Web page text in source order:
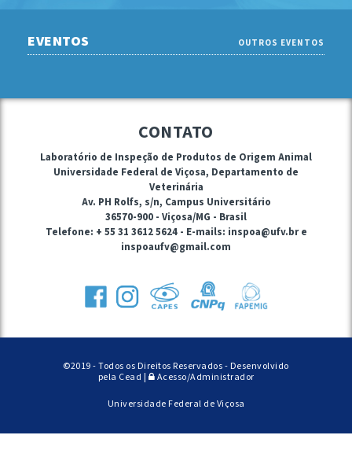
EVENTOS OUTROS EVENTOS
CONTATO
Laboratório de Inspeção de Produtos de Origem Animal
Universidade Federal de Viçosa, Departamento de
Veterinária
Av. PH Rolfs, s/n, Campus Universitário
36570-900 - Viçosa/MG - Brasil
Telefone: + 55 31 3612 5624 - E-mails: inspoa@ufv.br e
inspoaufv@gmail.com
©2019 - Todos os Direitos Reservados - Desenvolvido
pela Cead |
Acesso/Administrador
Universidade Federal de Viçosa